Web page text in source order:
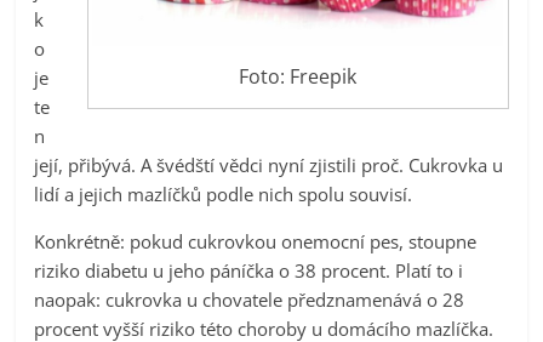
Foto: Freepik
k
o
je
te
n
její, přibývá. A švédští vědci nyní zjistili proč. Cukrovka u
lidí a jejich mazlíčků podle nich spolu souvisí.
Konkrétně: pokud cukrovkou onemocní pes, stoupne
riziko diabetu u jeho páníčka o 38 procent. Platí to i
naopak: cukrovka u chovatele předznamenává o 28
procent vyšší riziko této choroby u domácího mazlíčka.